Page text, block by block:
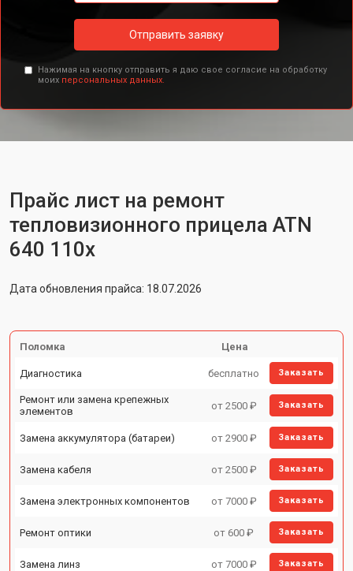
Отправить заявку
Нажимая на кнопку отправить я даю свое согласие на обработку
моих персональных данных.
Прайс лист на ремонт
тепловизионного прицела ATN
640 110x
Дата обновления прайса: 18.07.2026
Поломка Цена
Диагностика бесплатно Заказать
Ремонт или замена крепежных
элементов
от 2500 ₽ Заказать
Замена аккумулятора (батареи) от 2900 ₽ Заказать
Замена кабеля от 2500 ₽ Заказать
Замена электронных компонентов от 7000 ₽ Заказать
Ремонт оптики от 600 ₽ Заказать
Замена линз от 7000 ₽ Заказать